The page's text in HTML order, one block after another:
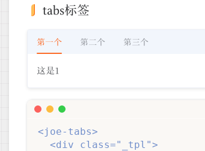
tabs标签
第一个 第二个 第三个
这是1
<joe-tabs>
  <div class="_tpl">